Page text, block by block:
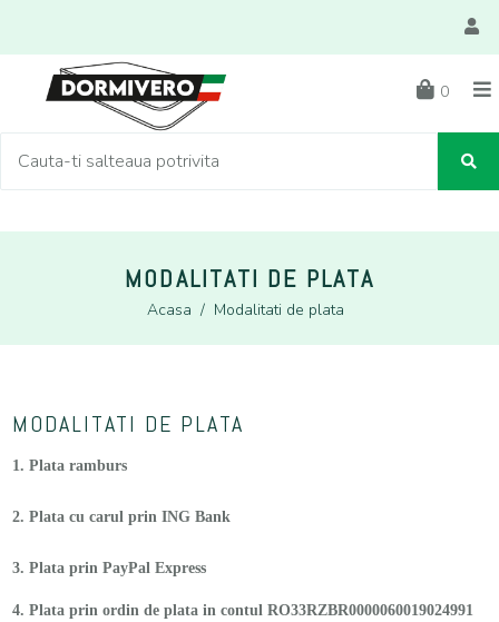
0
MODALITATI DE PLATA
Acasa / Modalitati de plata
MODALITATI DE PLATA
1. Plata ramburs
2. Plata cu carul prin ING Bank
3. Plata prin PayPal Express
4. Plata prin ordin de plata in contul RO33RZBR0000060019024991